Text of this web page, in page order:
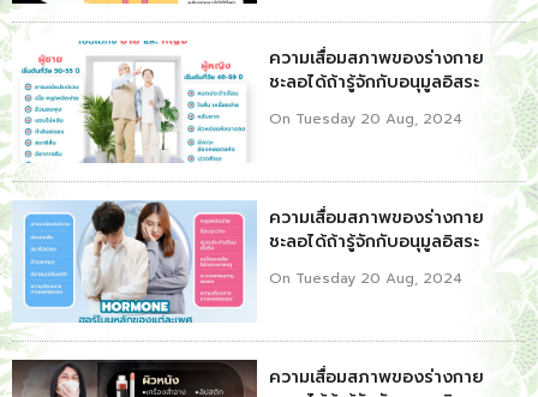
ความเสื่อมสภาพของร่างกาย
ชะลอได้ถ้ารู้จักกับอนุมูลอิสระ
On Tuesday 20 Aug, 2024
ความเสื่อมสภาพของร่างกาย
ชะลอได้ถ้ารู้จักกับอนุมูลอิสระ
On Tuesday 20 Aug, 2024
ความเสื่อมสภาพของร่างกาย